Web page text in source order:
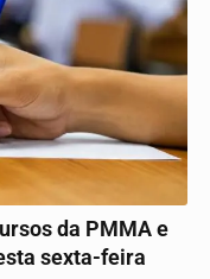
da PMMA e
sexta-feira